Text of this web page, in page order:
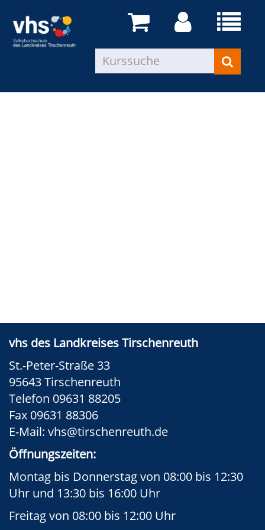
vhs des Landkreises Tirschenreuth
St.-Peter-Straße 33
95643 Tirschenreuth
Telefon 09631 88205
Fax 09631 88306
E-Mail: vhs@tirschenreuth.de
Öffnungszeiten:
Montag bis Donnerstag von 08:00 bis 12:30
Uhr und 13:30 bis 16:00 Uhr
Freitag von 08:00 bis 12:00 Uhr